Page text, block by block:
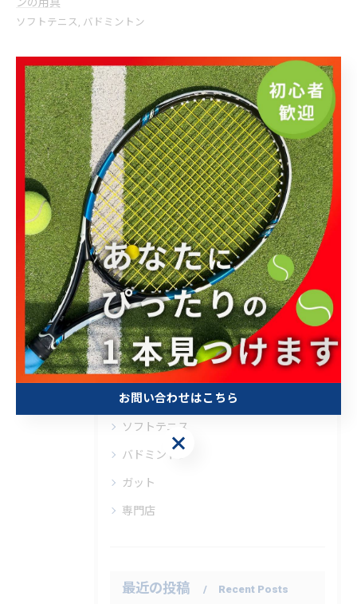
ソフトテニス バドミントン
< 前のページ 一覧に戻る 次のページ >
関連タグ
#ラケット
カテゴリー Categories
全てのカテゴリー
ラケットショップキャビン大宮店
ラケットショップキャビン柏店
テニス
ソフトテニス
バドミントン
ガット
専門店
最近の投稿 Recent Posts
お問い合わせはこちら
お問い合わせはこちら